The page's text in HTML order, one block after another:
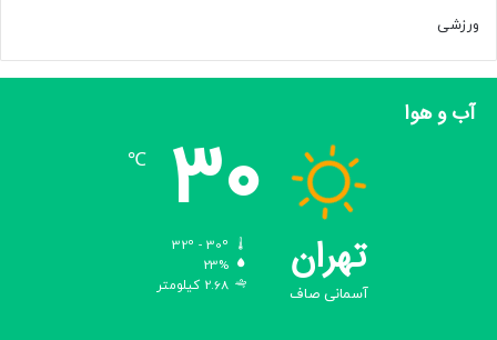
ورزشی
آب و هوا
تهران
آسمانی صاف
30
℃
23%
2.68 کیلومتر